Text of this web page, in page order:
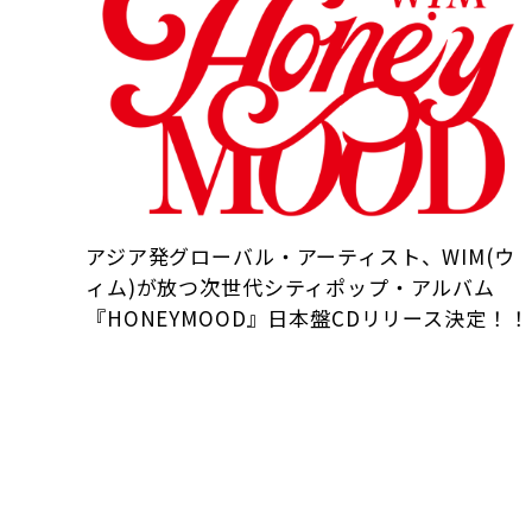
アジア発グローバル・アーティスト、WIM(ウ
ィム)が放つ次世代シティポップ・アルバム
『HONEYMOOD』日本盤CDリリース決定！！